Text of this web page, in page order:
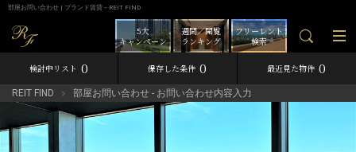
部屋お問い合わせ | ブランド賃貸－REIT FIND
フリーレント
検索
週間／閲覧
ランキング
5大
キャンペーン
検討中リスト 0 保存した条件 0 最近見た物件 0
REIT FIND 部屋お問い合わせ - お問い合わせ内容入力